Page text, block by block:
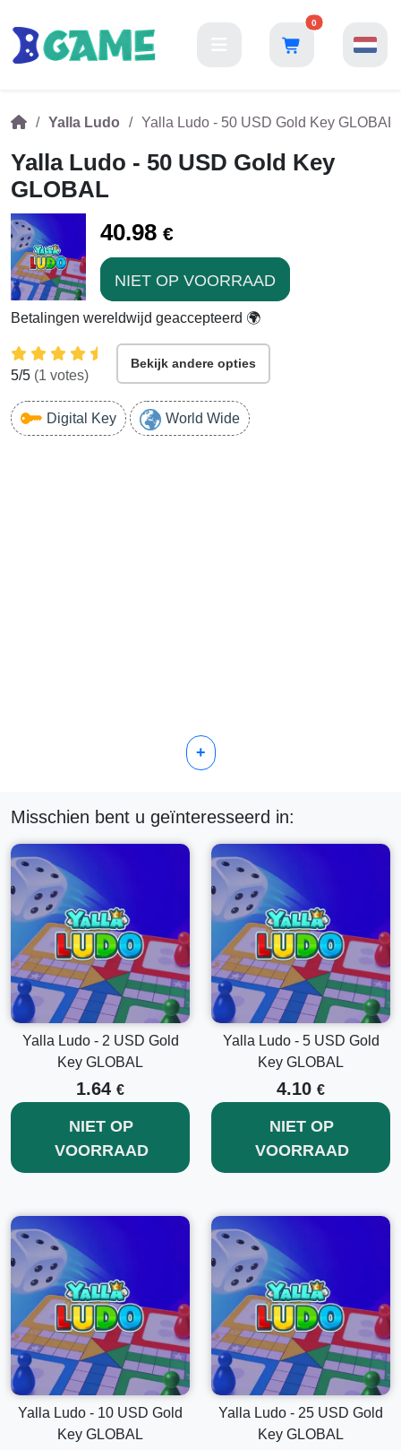
0
Yalla Ludo Yalla Ludo - 50 USD Gold Key GLOBAL
Yalla Ludo - 50 USD Gold Key
GLOBAL
40.98 €
NIET OP VOORRAAD
Betalingen wereldwijd geaccepteerd 🌍
5/5 (1 votes)
Bekijk andere opties
Digital Key World Wide
+
Misschien bent u geïnteresseerd in:
Yalla Ludo - 2 USD Gold
Key GLOBAL
1.64 €
NIET OP
VOORRAAD
Yalla Ludo - 5 USD Gold
Key GLOBAL
4.10 €
NIET OP
VOORRAAD
Yalla Ludo - 10 USD Gold
Key GLOBAL
Yalla Ludo - 25 USD Gold
Key GLOBAL